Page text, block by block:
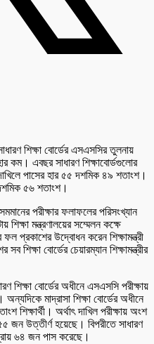
শিক্ষা বোর্ডের এসএসসির তুলনায়
হার কম। এবছর সাধারণ শিক্ষাবোর্ডগুলোর
পাসের হার ৫৫ দশমিক ৪৯ শতাংশ।
৫৬ শতাংশ।
পরীক্ষার ফলাফলের পরিসংখ্যান
মন্ত্রণালয়ের সম্মেলন কক্ষে
প্রকাশের উদ্বোধন করেন শিক্ষামন্ত্রী
বোর্ডের চেয়ারম্যান শিক্ষামন্ত্রীর
শিক্ষা বোর্ডের অধীনে এসএসসি পরীক্ষায়
মাদ্রাসা শিক্ষা বোর্ডের অধীনে
শিক্ষার্থী। অর্থাৎ দাখিল পরীক্ষায় অংশ
জন উত্তীর্ণ হয়েছে। বিপরীতে সাধারণ
৬৪ জন পাস করেছে।